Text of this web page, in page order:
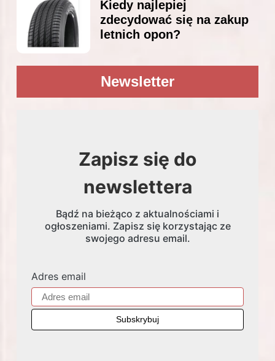
Kiedy najlepiej
zdecydować się na zakup
letnich opon?
Newsletter
Zapisz się do
newslettera
Bądź na bieżąco z aktualnościami i
ogłoszeniami. Zapisz się korzystając ze
swojego adresu email.
Adres email